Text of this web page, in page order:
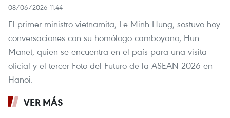
08/06/2026 11:44
El primer ministro vietnamita, Le Minh Hung, sostuvo hoy
conversaciones con su homólogo camboyano, Hun
Manet, quien se encuentra en el país para una visita
oficial y el tercer Foto del Futuro de la ASEAN 2026 en
Hanoi.
VER MÁS